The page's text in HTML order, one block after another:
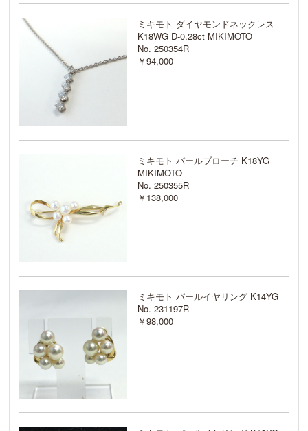
ミキモト ダイヤモンドネックレス
K18WG D-0.28ct MIKIMOTO
No. 250354R
￥94,000
ミキモト パールブローチ K18YG
MIKIMOTO
No. 250355R
￥138,000
ミキモト パールイヤリング K14YG
No. 231197R
￥98,000